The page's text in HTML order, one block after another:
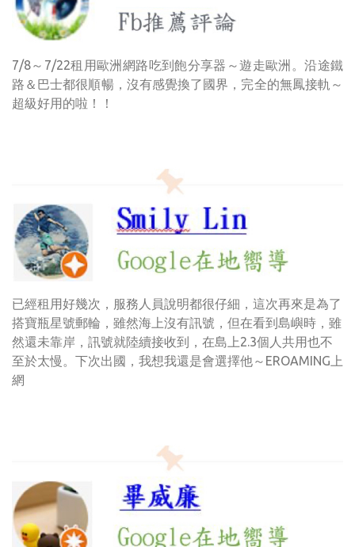
7/8～7/22租用歐洲網路吃到飽分享器～遊走歐洲。沿途鐵
路＆巴士都很順暢，沒有感覺換了國界，完全的無鳳接軌～
超級好用的啦！！
已經租用好幾次，服務人員說明都很仔細，這次再來是為了
搭寶瓶星號郵輪，雖然海上沒有訊號，但在看到島嶼時，雖
然還未靠岸，訊號就陸續接收到，在島上2.3個人共用也不
至於太慢。下次出國，我想我還是會選擇他～EROAMING上
網